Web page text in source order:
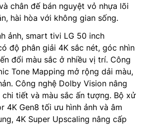
chân đế bán nguyệt vỏ nhựa lõi
hài hòa với không gian sống.
ảnh, smart tivi LG 50 inch
độ phân giải 4K sắc nét, góc nhìn
đổi màu sắc ở nhiều vị trí. Công
Tone Mapping mở rộng dải màu,
Công nghệ Dolby Vision nâng
chi tiết và màu sắc ấn tượng. Bộ xử
4K Gen8 tối ưu hình ảnh và âm
4K Super Upscaling nâng cấp